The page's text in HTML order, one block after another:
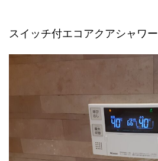
スイッチ付エコアクアシャワー